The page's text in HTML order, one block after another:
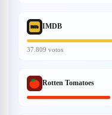
IMDB
37.809 votos
Rotten Tomatoes